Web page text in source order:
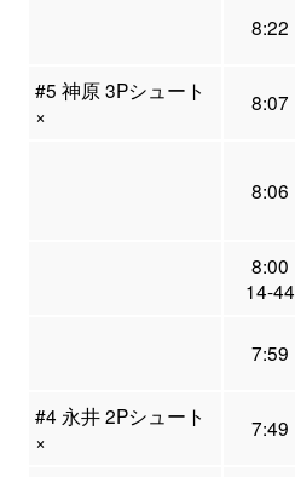
8:22
#5 神原 3Pシュート
×
8:07
8:06
8:00
14-44
7:59
#4 永井 2Pシュート
×
7:49